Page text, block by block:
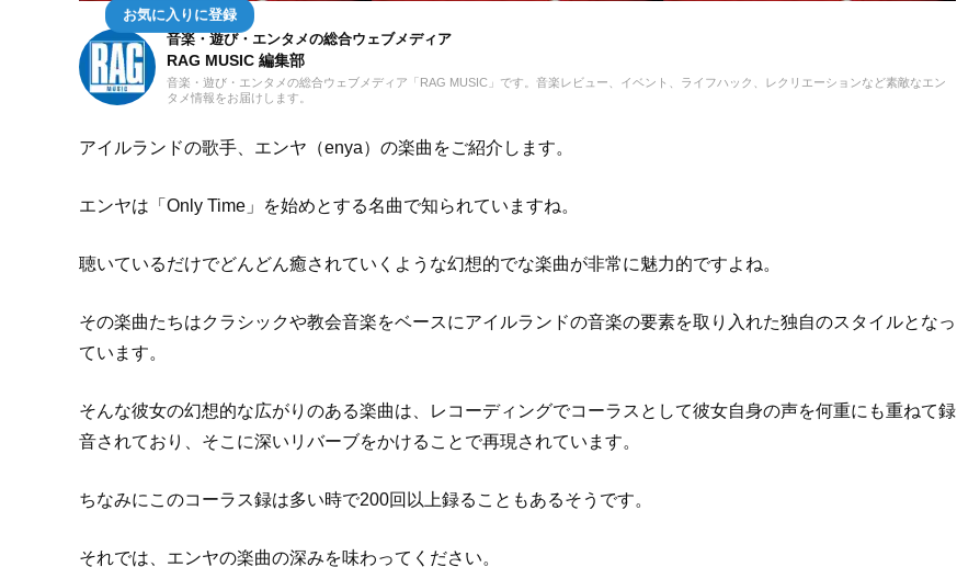
お気に入りに登録
音楽・遊び・エンタメの総合ウェブメディア
RAG MUSIC 編集部
音楽・遊び・エンタメの総合ウェブメディア「RAG MUSIC」です。音楽レビュー、イベント、ライフハック、レクリエーションなど素敵なエン
タメ情報をお届けします。
アイルランドの歌手、エンヤ（enya）の楽曲をご紹介します。
エンヤは「Only Time」を始めとする名曲で知られていますね。
聴いているだけでどんどん癒されていくような幻想的でな楽曲が非常に魅力的ですよね。
その楽曲たちはクラシックや教会音楽をベースにアイルランドの音楽の要素を取り入れた独自のスタイルとなっ
ています。
そんな彼女の幻想的な広がりのある楽曲は、レコーディングでコーラスとして彼女自身の声を何重にも重ねて録
音されており、そこに深いリバーブをかけることで再現されています。
ちなみにこのコーラス録は多い時で200回以上録ることもあるそうです。
それでは、エンヤの楽曲の深みを味わってください。